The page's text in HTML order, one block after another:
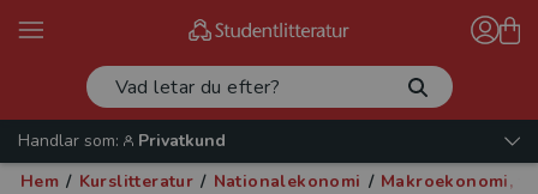
Handlar som:
Privatkund
Hem / Kurslitteratur / Nationalekonomi / Makroekonomi,